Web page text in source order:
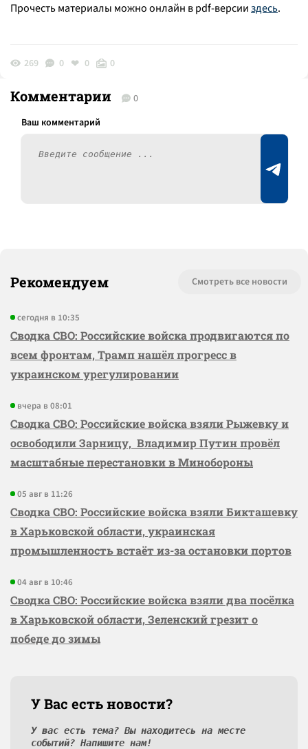
Прочесть материалы можно онлайн в pdf-версииздесь.
269 0 0 0
Комментарии 0
Рекомендуем Смотреть все новости
сегодня в 10:35
Сводка СВО: Российские войска продвигаются по
всем фронтам, Трамп нашёл прогресс в
украинском урегулировании
вчера в 08:01
Сводка СВО: Российские войска взяли Рыжевку и
освободили Зарницу, Владимир Путин провёл
масштабные перестановки в Минобороны
05 авг в 11:26
Сводка СВО: Российские войска взяли Бикташевку
в Харьковской области, украинская
промышленность встаёт из-за остановки портов
04 авг в 10:46
Сводка СВО: Российские войска взяли два посёлка
в Харьковской области, Зеленский грезит о
победе до зимы
У Вас есть новости?
У вас есть тема? Вы находитесь на месте
событий? Напишите нам!